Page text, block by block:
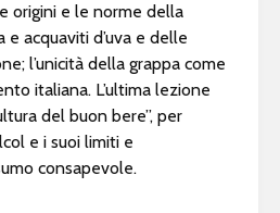
origini e le norme della
acquaviti d’uva e delle
l’unicità della grappa come
italiana. L’ultima lezione
del buon bere”, per
e i suoi limiti e
consapevole.